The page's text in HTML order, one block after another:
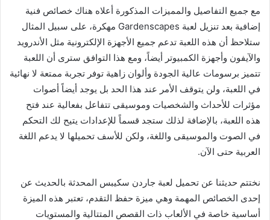
مع جميع التفاصيل والمميزات المذكورة أعلاه هناك خصائص فنية
إضافية بعد تنزيل لعبة Gardenscapes مهكرة، على سبيل المثال
ستلاحظ أن هذه اللعبة تدعم جميع الأجهزة الإلكترونية مثل الأندرويد
والآيفون وأجهزة الكمبيوتر أيضاً، ومع هذا التوافق سترى أن اللعبة
تتميز برسومات عالية الجودة وألوان زاهية توفر تجربة ممتعة لا نهائية
في اللعبة، ولن يتوقف الأمر عند هذا الحد بل يوجد أيضاً أصوات
مؤثرات للأحداث والشخصيات وموسيقى تتفاعل بفعالية عند فتح
هذه اللعبة، بالإضافة لذلك ستجد قسماً للإعدادات يتيح لك التحكم
في الصوت والموسيقى واللغة، ولكن للأسف تحميلها لا يدعم اللغة
العربية حتى الآن.
نختتم حديثنا عن تحميل لعبة جاردن سكيبس المحدثة بالحديث عن
إحدى الخصائص المهمة وهي ميزة حفظ التقدم، تعتبر هذه الميزة
أساسية خاصة في الألعاب ذات القصص المتتالية والمستويات